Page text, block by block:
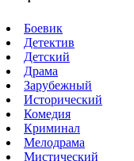
Боевик
Детектив
Детский
Драма
Зарубежный
Исторический
Комедия
Криминал
Мелодрама
Мистический